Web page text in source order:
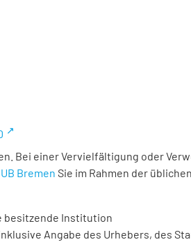
Bei einer Vervielfältigung oder
Bremen Sie im Rahmen der
besitzende Institution
Angabe des Urhebers, des